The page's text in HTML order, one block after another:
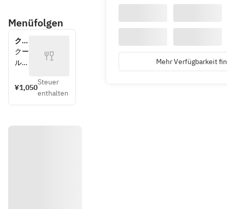
Menüfolgen
クー
ル便
送料
クー
ル便
お届
なり
¥1,050
Steuer
enthalten
Mehr Verfügbarkeit